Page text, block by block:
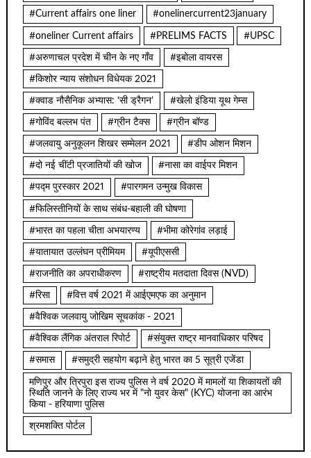
#Current affairs one liner #onelinercurrent23january
#oneliner Current affairs #PRELIMS FACTS #UPSC
#अरुणाचल प्रदेश में चीन के नए गाँव #इबोला वायरस
#किशोर न्याय संशोधन विधेयक 2021
#क्वाड नौसैनिक अभ्यास: ‘सी ड्रैगन’ #खेलो इंडिया यूथ गेम्स
#गोविंद बल्लभ पंत #ग्रीन टैक्स #ग्रीन बॉण्ड
#जलवायु अनुकूलन शिखर सम्मेलन 2021 #डीप ओशन मिशन
#दो नई चींटी प्रजातियों की खोज #नासा का वाईपर मिशन
#पद्म पुरस्कार 2021 #पारगमन उन्मुख विकास
#फिलिस्तीनियों के साथ संबंध-बहाली की घोषणा
#भारत का पहला चीता अभयारण्य #भीमा कोरेगांव लड़ाई
#यातायात उल्लंघन प्रीमियम #यूपीएससी
#राजनीति का अपराधीकरण #राष्ट्रीय मतदाता दिवस (NVD)
#रिसा #वित्त वर्ष 2021 में आईएमएफ का अनुमान
#वैश्विक जलवायु जोखिम सूचकांक - 2021
#वैश्विक लैंगिक अंतराल रिपोर्ट #संयुक्त राष्ट्र मानवाधिकार परिषद
#समास #समुद्री सहयोग बढ़ाने हेतु भारत का 5 सूत्री एजेंडा
मणिपुर और त्रिपुरा इस राज्य पुलिस ने वर्ष 2020 में मामलों या शिकायतों की
स्थिति जानने के लिए राज्य भर में "नो युवर केस" (KYC) योजना का आरंभ
किया - हरियाणा पुलिस
श्रमशक्ति पोर्टल